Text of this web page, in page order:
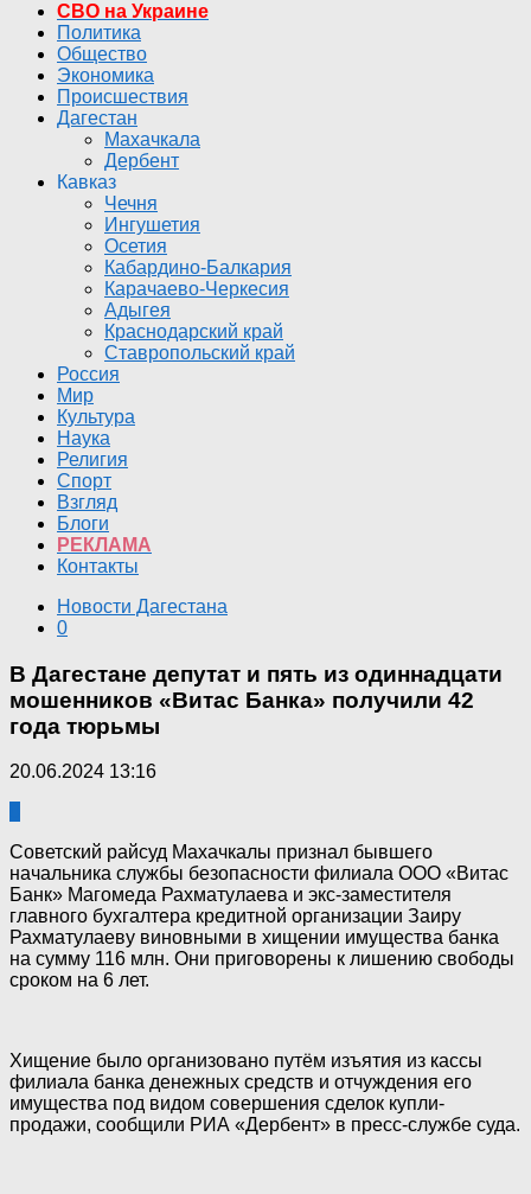
СВО на Украине
Политика
Общество
Экономика
Происшествия
Дагестан
Махачкала
Дербент
Кавказ
Чечня
Ингушетия
Осетия
Кабардино-Балкария
Карачаево-Черкесия
Адыгея
Краснодарский край
Ставропольский край
Россия
Мир
Культура
Наука
Религия
Спорт
Взгляд
Блоги
РЕКЛАМА
Контакты
Новости Дагестана
0
В Дагестане депутат и пять из одиннадцати
мошенников «Витас Банка» получили 42
года тюрьмы
20.06.2024 13:16
Советский райсуд Махачкалы признал бывшего
начальника службы безопасности филиала ООО «Витас
Банк» Магомеда Рахматулаева и экс-заместителя
главного бухгалтера кредитной организации Заиру
Рахматулаеву виновными в хищении имущества банка
на сумму 116 млн. Они приговорены к лишению свободы
сроком на 6 лет.
Хищение было организовано путём изъятия из кассы
филиала банка денежных средств и отчуждения его
имущества под видом совершения сделок купли-
продажи, сообщили РИА «Дербент» в пресс-службе суда.